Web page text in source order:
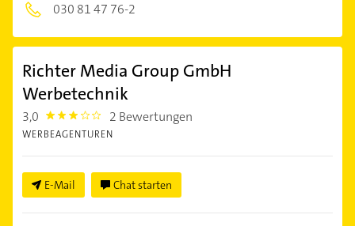
030 81 47 76-2
Richter Media Group GmbH
Werbetechnik
3,0 3.0 2 Bewertungen
WERBEAGENTUREN
E-Mail Chat starten